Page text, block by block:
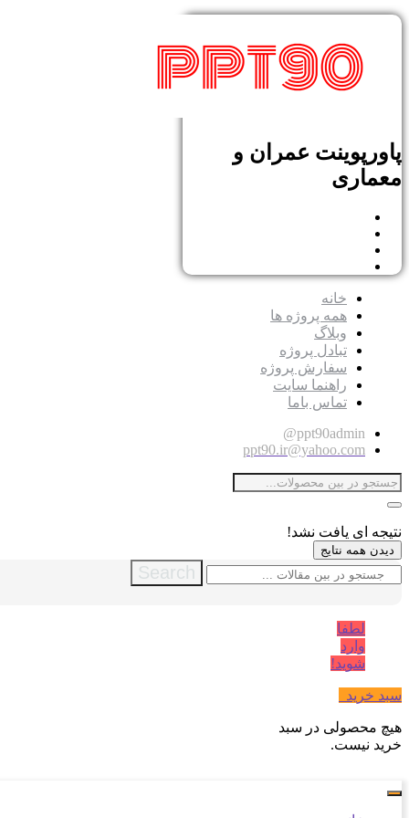
پاورپوینت عمران و
معماری
خانه
همه پروژه ها
وبلاگ
تبادل پروژه
سفارش پروژه
راهنما سایت
تماس باما
ppt90admin@
ppt90.ir@yahoo.com
نتیجه ای یافت نشد!
دیدن همه نتایج
Search
لطفا
وارد
شوید!
سبد خرید
هیچ محصولی در سبد
خرید نیست.